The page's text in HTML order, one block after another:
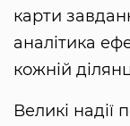
карти
аналітика
кожній
Великі